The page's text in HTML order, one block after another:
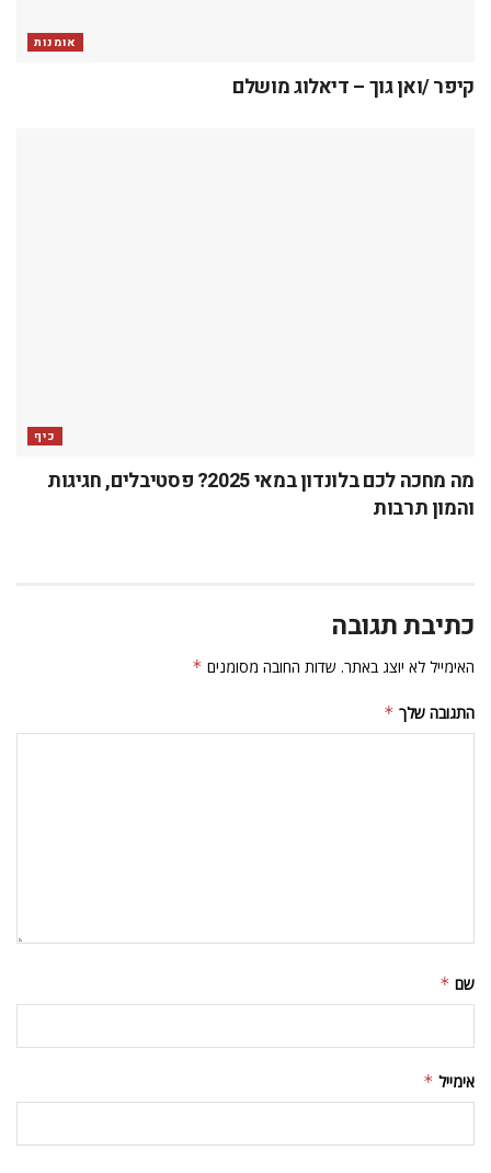
אומנות
קיפר /ואן גוך – דיאלוג מושלם
כיף
מה מחכה לכם בלונדון במאי 2025? פסטיבלים, חגיגות
והמון תרבות
כתיבת תגובה
האימייל לא יוצג באתר. שדות החובה מסומנים *
התגובה שלך *
שם *
אימייל *